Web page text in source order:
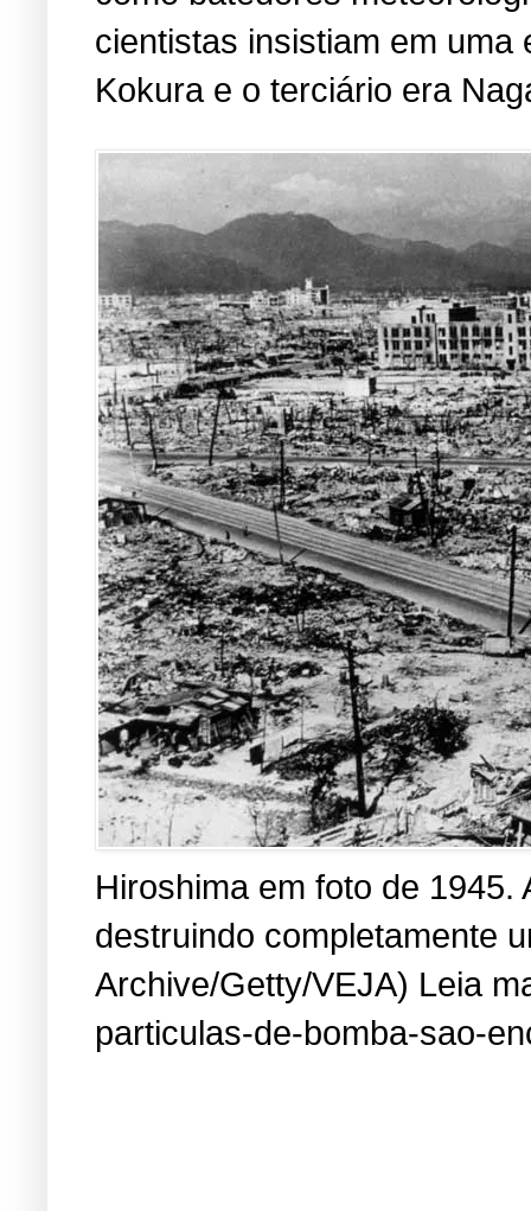
cientistas insistiam em
Kokura e o terciário era
Hiroshima em foto de
destruindo completamente
Archive/Getty/VEJA) Leia
particulas-de-bomba-sao-